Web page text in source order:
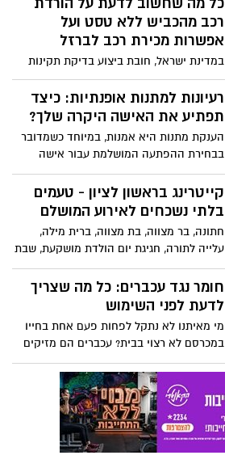
את התיעוד המשפטי וההיתרים, ולוודא
שאתם לא עושים טעויות יקרות שעלולות
לפגוע בכדאיות העסקה.
רכב מהכביש ללא טסט ועל
אפשרות מכירת רכב לברזל
במדינת ישראל, חובת ביצוע בדיקת תקינות
שנתית (טסט) לרכב היא חוקית ומהווה חלק
בלתי נפרד מתהליך תחזוקת הרכב ושמירה על
בטיחות בכבישים. חוקי הרישוי שנקבעו על ידי
בדיקת תקינות אחת לשנה, כאשר מטרת
הבדיקה היא לוודא שהרכב תקין מבחינה
רעיונות למתנות אופנתיות: כיצד
תפתיע את האישה היקרה שלך?
הענקת מתנות היא אמנות, במיוחד כשמדובר
בבחירת ההפתעה המושלמת עבור אישה
אהובה. בין אם זה ליום הולדת, יום נישואין,
לכבוד החג או סתם בגלל שאוהבים, מציאת
מתנה שהיא גם אופנתית וגם קולעת בול
מאתגרת. הענקת מתנה טמונה במחשבה
שהושקעה בה - מה היא אוהבת, מה מרגש
אותה ומה גורם לה להרגיש מיוחדת. הנה כמה
רעיונות למתנות טרנדיות שאנו בטוחים
שיפתיעו וישמחו את האישה היקרה בחייכם.
קייטרינג בראשון לציון - טעמים
בלתי נשכחים לאירוע המושלם
חתונה, בר מצווה, בת מצווה, ברית מילה,
עלייה לתורה, חגיגת יום הולדת מושקעת, שבת
חתן, מסיבת אירוסין, יום גיבוש לצוות עובדים
– לא משנה איזה אירוע אתם מציינים, אוכל
משובח הוא חלק בלתי נפרד מהחגיגה.
להצלחה: כל מי שמגיע או מגיעה לאירוע מכל
סוג שהוא מצפים לחוויה קולינרית מעולה,
וכדאי כמובן לעמוד ברף הציפיות הגבוה.
חומר נגד עכברים: כל מה שצריך
לדעת לפני השימוש
מי מאיתנו לא נתקל לפחות פעם אחת בחייו
במכרסם לא רצוי בבית? עכברים הם מזיקים
שגורמים נזק רב לרכוש, עלולים להפיץ מחלות
וגורמים לבהלה רבה ואי נוחות. לשמחתנו, יש
לא מעט פתרונות שיעזרו לכם למגר את
התופעה המעיקה, וביניהם דרכים שונות
להדברת עכברים. במאמר זה נבחן איזה חומר
הכי יעיל, ואיך ניתן להשתמש בו בצורה